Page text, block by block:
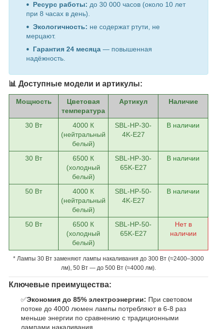
Ресурс работы: до 30 000 часов (около 10 лет
при 8 часах в день).
Экологичность: не содержат ртути, не
мерцают.
Гарантия 24 месяца — повышенная
надёжность.
📊 Доступные модели и артикулы:
Мощность
Цветовая
температура
Артикул Наличие
30 Вт
4000 К
(нейтральный
белый)
SBL-HP-30-
4K-E27
В наличии
30 Вт
6500 К
(холодный
белый)
SBL-HP-30-
65K-E27
В наличии
50 Вт
4000 К
(нейтральный
белый)
SBL-HP-50-
4K-E27
В наличии
50 Вт
6500 К
(холодный
белый)
SBL-HP-50-
65K-E27
Нет в
наличии
* Лампы 30 Вт заменяют лампы накаливания до 300 Вт (≈2400–3000
лм), 50 Вт — до 500 Вт (≈4000 лм).
Ключевые преимущества:
✅Экономия до 85% электроэнергии: При световом
потоке до 4000 люмен лампы потребляют в 6-8 раз
меньше энергии по сравнению с традиционными
лампами накаливания.